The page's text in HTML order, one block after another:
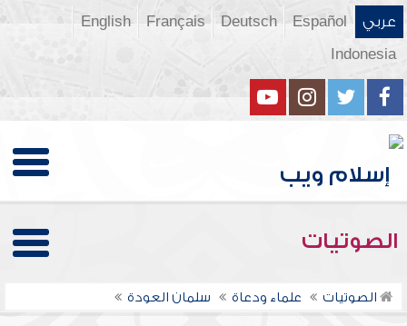
عربي Español
Deutsch
Français
English
Indonesia
الصوتيات
الصوتيات علماء ودعاة سلمان العودة